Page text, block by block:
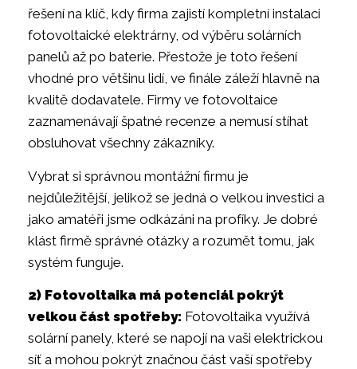
řešení na klíč, kdy firma zajistí kompletní instalaci
fotovoltaické elektrárny, od výběru solárních
panelů až po baterie. Přestože je toto řešení
vhodné pro většinu lidí, ve finále záleží hlavně na
kvalitě dodavatele. Firmy ve fotovoltaice
zaznamenávají špatné recenze a nemusí stíhat
obsluhovat všechny zákazníky.
Vybrat si správnou montážní firmu je
nejdůležitější, jelikož se jedná o velkou investici a
jako amatéři jsme odkázáni na profíky. Je dobré
klást firmě správné otázky a rozumět tomu, jak
systém funguje.
2) Fotovoltaika má potenciál pokrýt
velkou část spotřeby: Fotovoltaika využívá
solární panely, které se napojí na vaši elektrickou
síť a mohou pokrýt značnou část vaší spotřeby